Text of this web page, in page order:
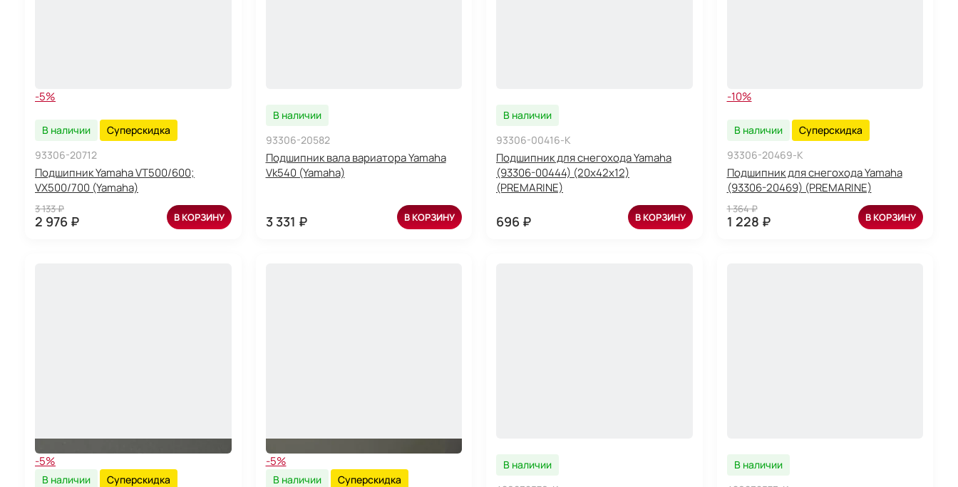
-5%
В наличии
Суперскидка
93306-20712
Подшипник Yamaha VT500/600;
VX500/700 (Yamaha)
3 133 ₽
2 976 ₽ В КОРЗИНУ
В наличии
93306-20582
Подшипник вала вариатора Yamaha
Vk540 (Yamaha)
3 331 ₽ В КОРЗИНУ
В наличии
93306-00416-K
Подшипник для снегохода Yamaha
(93306-00444) (20x42x12)
(PREMARINE)
696 ₽ В КОРЗИНУ
-10%
В наличии
Суперскидка
93306-20469-K
Подшипник для снегохода Yamaha
(93306-20469) (PREMARINE)
1 364 ₽
1 228 ₽ В КОРЗИНУ
-5%
В наличии
Суперскидка
-5%
В наличии
Суперскидка
В наличии
В наличии